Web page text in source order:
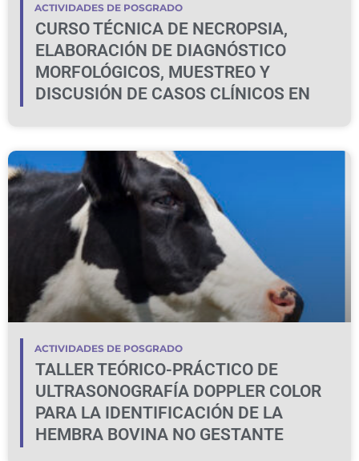
ACTIVIDADES DE POSGRADO
CURSO TÉCNICA DE NECROPSIA,
ELABORACIÓN DE DIAGNÓSTICO
MORFOLÓGICOS, MUESTREO Y
DISCUSIÓN DE CASOS CLÍNICOS EN
ACTIVIDADES DE POSGRADO
TALLER TEÓRICO-PRÁCTICO DE
ULTRASONOGRAFÍA DOPPLER COLOR
PARA LA IDENTIFICACIÓN DE LA
HEMBRA BOVINA NO GESTANTE